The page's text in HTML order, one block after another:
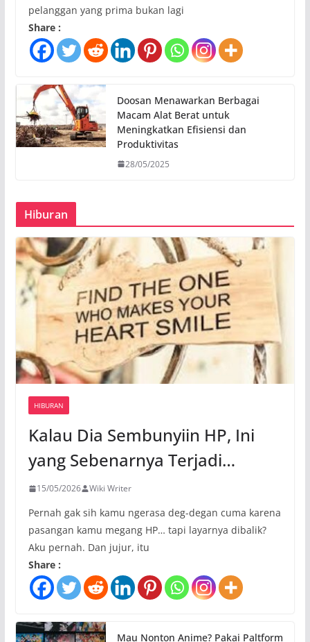
pelanggan yang prima bukan lagi
Share :
Doosan Menawarkan Berbagai
Macam Alat Berat untuk
Meningkatkan Efisiensi dan
Produktivitas
28/05/2025
Hiburan
HIBURAN
Kalau Dia Sembunyiin HP, Ini
yang Sebenarnya Terjadi…
15/05/2026 Wiki Writer
Pernah gak sih kamu ngerasa deg-degan cuma karena
pasangan kamu megang HP… tapi layarnya dibalik?
Aku pernah. Dan jujur, itu
Share :
Mau Nonton Anime? Pakai Paltform